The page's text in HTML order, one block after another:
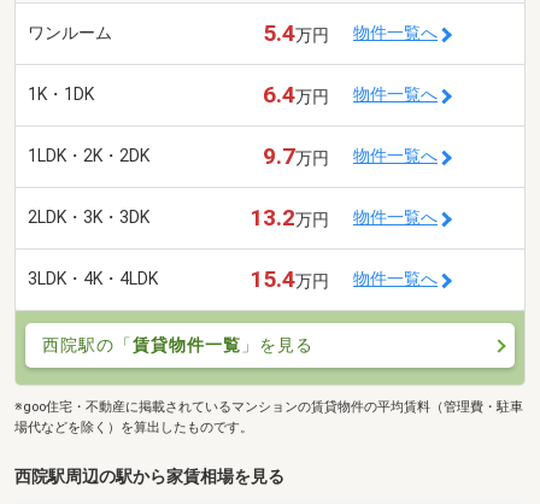
ワンルーム 5.4万円 物件一覧へ
1K・1DK 6.4万円 物件一覧へ
1LDK・2K・2DK 9.7万円 物件一覧へ
2LDK・3K・3DK 13.2万円 物件一覧へ
3LDK・4K・4LDK 15.4万円 物件一覧へ
西院駅の「賃貸物件一覧 」を見る
※goo住宅・不動産に掲載されているマンションの賃貸物件の平均賃料（管理費・駐車
場代などを除く）を算出したものです。
西院駅周辺の駅から家賃相場を見る